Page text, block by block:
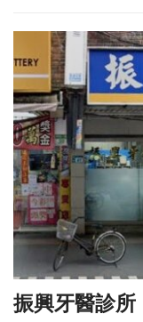
振興牙醫診所